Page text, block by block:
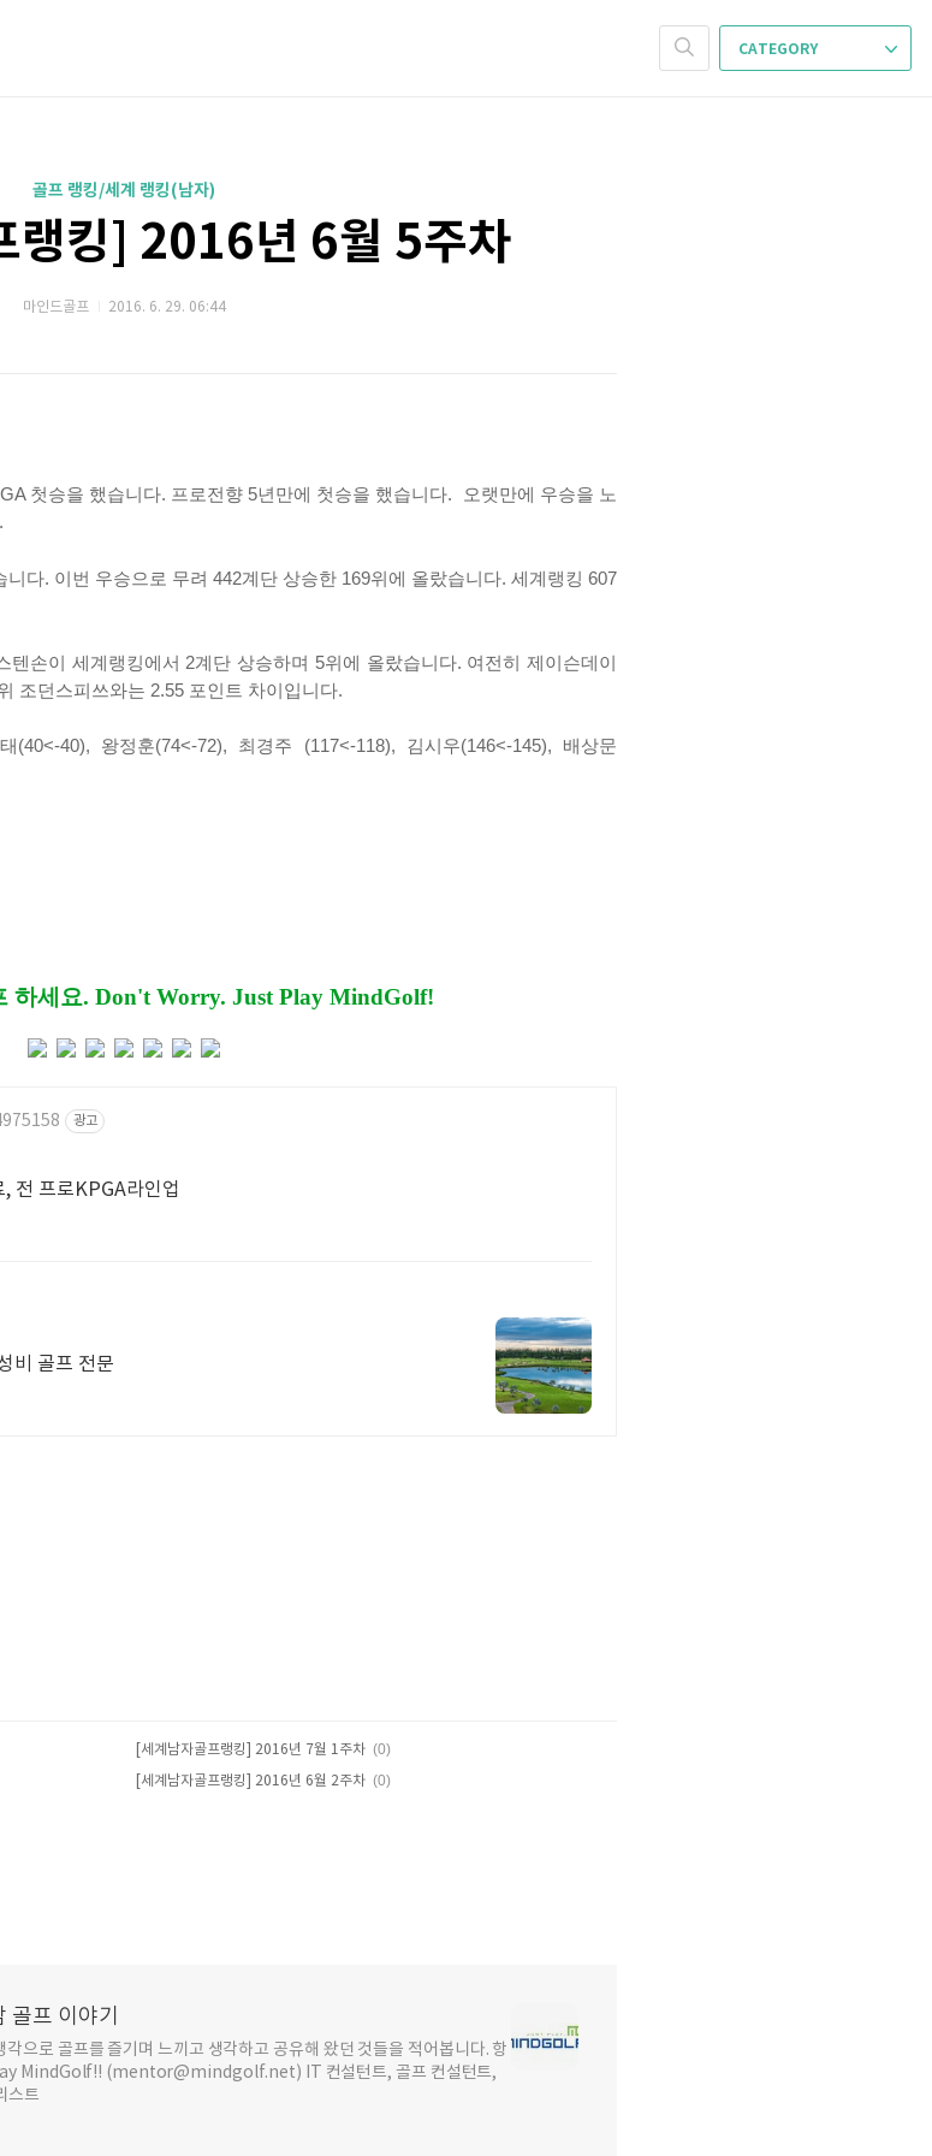
CATEGORY
골프 랭킹/세계 랭킹(남자)
랭킹] 2016년 6월 5주차
마인드골프 2016. 6. 29. 06:44
첫승을 했습니다. 프로전향 5년만에 첫승을 했습니다. 오랫만에 우승을 노
다. 이번 우승으로 무려 442계단 상승한 169위에 올랐습니다. 세계랭킹 607
손이 세계랭킹에서 2계단 상승하며 5위에 올랐습니다. 여전히 제이슨데이
조던스피쓰와는 2.55 포인트 차이입니다.
(40<-40), 왕정훈(74<-72), 최경주 (117<-118), 김시우(146<-145), 배상문
하세요. Don't Worry. Just Play MindGolf!
광고
전 프로KPGA라인업
비 골프 전문
[세계남자골프랭킹] 2016년 7월 1주차 (0)
[세계남자골프랭킹] 2016년 6월 2주차 (0)
골프 이야기
으로 골프를 즐기며 느끼고 생각하고 공유해 왔던 것들을 적어봅니다. 항
MindGolf!! (mentor@mindgolf.net) IT 컨설턴트, 골프 컨설턴트,
스트